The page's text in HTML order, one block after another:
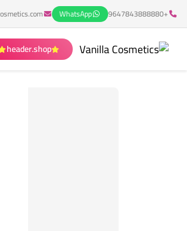
+9647843888880
WhatsApp
header.shop